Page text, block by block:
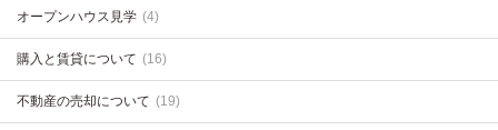
オープンハウス見学 (4)
購入と賃貸について (16)
不動産の売却について (19)